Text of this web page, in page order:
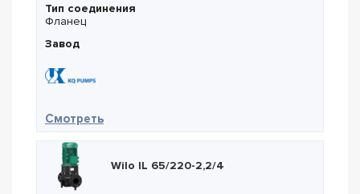
Тип соединения
Фланец
Завод
Смотреть— KQ Pumps 65KQL23-44-5.5/2
Wilo IL 65/220-2,2/4